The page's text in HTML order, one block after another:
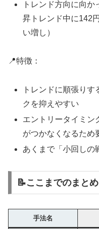
トレンド方向に向
昇トレンド中に142
い増し）
📍特徴：
トレンドに順張り
クを抑えやすい
エントリータイミン
がつかなくなるため
あくまで「小回しの
📝ここまでのまとめ
手法名